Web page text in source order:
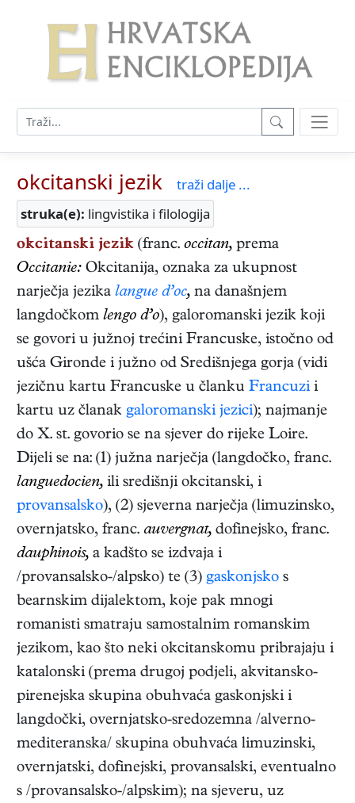
okcitanski jezik
traži dalje ...
struka(e): lingvistika i filologija
okcitanski jezik (franc. occitan, prema
Occitanie: Okcitanija, oznaka za ukupnost
narječja jezika langue d’oc, na današnjem
langdočkom lengo d’o), galoromanski jezik koji
se govori u južnoj trećini Francuske, istočno od
ušća Gironde i južno od Središnjega gorja (vidi
jezičnu kartu Francuske u članku Francuzi i
kartu uz članak galoromanski jezici); najmanje
do X. st. govorio se na sjever do rijeke Loire.
Dijeli se na: (1) južna narječja (langdočko, franc.
languedocien, ili središnji okcitanski, i
provansalsko), (2) sjeverna narječja (limuzinsko,
overnjatsko, franc. auvergnat, dofinejsko, franc.
dauphinois, a kadšto se izdvaja i
/provansalsko-/alpsko) te (3) gaskonjsko s
bearnskim dijalektom, koje pak mnogi
romanisti smatraju samostalnim romanskim
jezikom, kao što neki okcitanskomu pribrajaju i
katalonski (prema drugoj podjeli, akvitansko-
pirenejska skupina obuhvaća gaskonjski i
langdočki, overnjatsko-sredozemna /alverno-
mediteranska/ skupina obuhvaća limuzinski,
overnjatski, dofinejski, provansalski, eventualno
s /provansalsko-/alpskim); na sjeveru, uz